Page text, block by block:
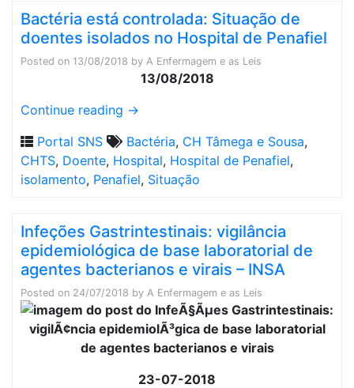
Bactéria está controlada: Situação de
doentes isolados no Hospital de Penafiel
Posted on 13/08/2018 by A Enfermagem e as Leis
13/08/2018
Continue reading →
Portal SNS
Bactéria, CH Tâmega e Sousa,
CHTS, Doente, Hospital, Hospital de Penafiel,
isolamento, Penafiel, Situação
Infeções Gastrintestinais: vigilância
epidemiológica de base laboratorial de
agentes bacterianos e virais – INSA
Posted on 24/07/2018 by A Enfermagem e as Leis
23-07-2018